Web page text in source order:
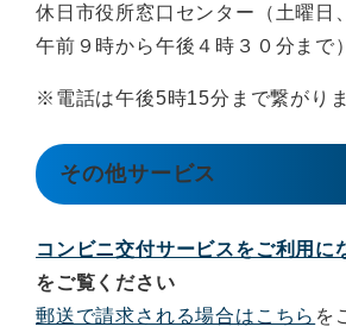
休日市役所窓口センター（土曜日
午前９時から午後４時３０分まで）
※電話は午後5時15分まで繋がりま
その他サービス
コンビニ交付サービスをご利用に
をご覧ください
郵送で請求される場合はこちら を